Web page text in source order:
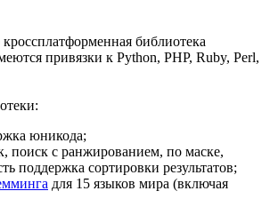
библиотека
привязки к Python, PHP, Ruby, Perl,
юникода;
поиск с ранжированием, по маске,
поддержка сортировки результатов;
для 15 языков мира (включая